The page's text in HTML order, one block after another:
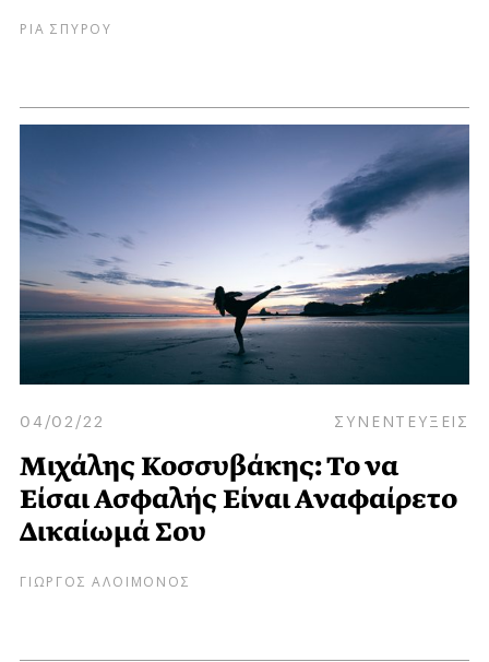
ΡΙΑ ΣΠΥΡΟΥ
04/02/22 ΣΥΝΕΝΤΕΥΞΕΙΣ
Μιχάλης Κοσσυβάκης: Το να
Είσαι Ασφαλής Είναι Αναφαίρετο
Δικαίωμά Σου
ΓΙΩΡΓΟΣ ΑΛΟΙΜΟΝΟΣ